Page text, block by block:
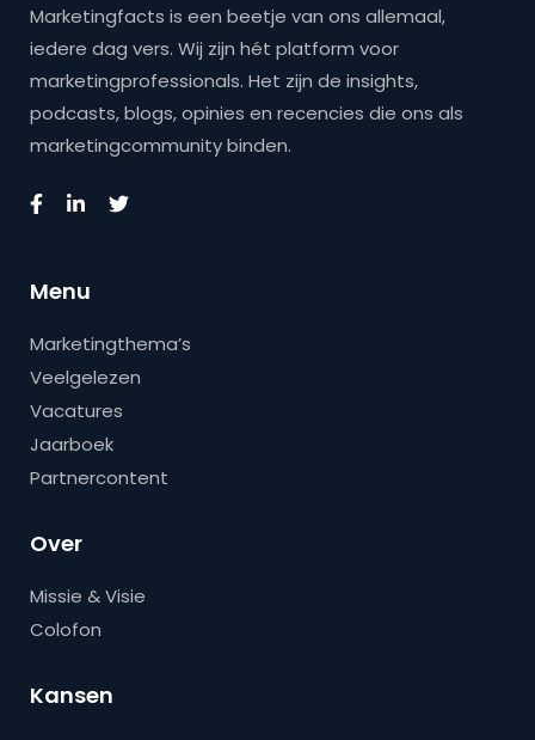
Marketingfacts is een beetje van ons allemaal,
iedere dag vers. Wij zijn hét platform voor
marketingprofessionals. Het zijn de insights,
podcasts, blogs, opinies en recencies die ons als
marketingcommunity binden.
Menu
Marketingthema’s
Veelgelezen
Vacatures
Jaarboek
Partnercontent
Over
Missie & Visie
Colofon
Kansen